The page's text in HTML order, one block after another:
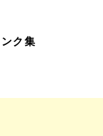
ンク集